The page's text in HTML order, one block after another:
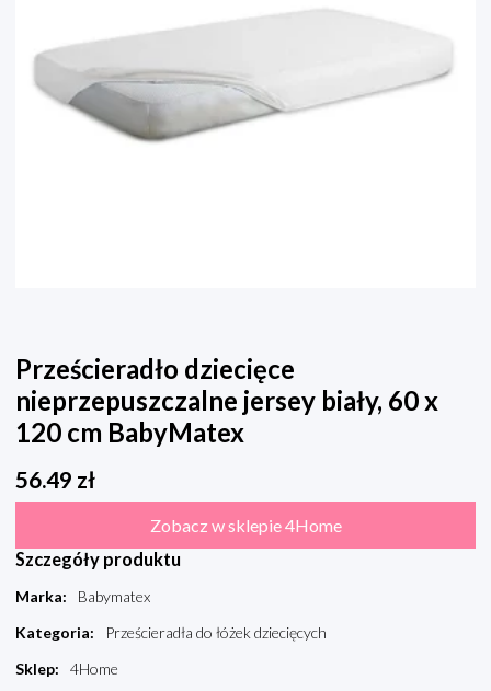
Prześcieradło dziecięce
nieprzepuszczalne jersey biały, 60 x
120 cm BabyMatex
56.49 zł
Zobacz w sklepie 4Home
Szczegóły produktu
Marka:
Babymatex
Kategoria:
Prześcieradła do łóżek dziecięcych
Sklep:
4Home